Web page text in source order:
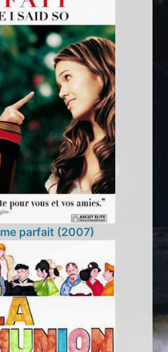
parfait (2007)